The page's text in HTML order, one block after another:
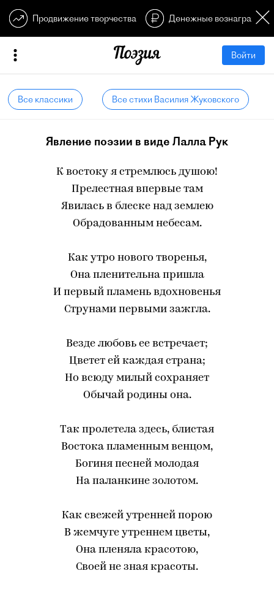
Продвижение творчества Денежные
Войти
Все классики Все стихи Василия Жуковского
Явление поэзии в виде Лалла Рук
К востоку я стремлюсь душою!
Прелестная впервые там
Явилась в блеске над землею
Обрадованным небесам.
Как утро нового творенья,
Она пленительна пришла
И первый пламень вдохновенья
Струнами первыми зажгла.
Везде любовь ее встречает;
Цветет ей каждая страна;
Но всюду милый сохраняет
Обычай родины она.
Так пролетела здесь, блистая
Востока пламенным венцом,
Богиня песней молодая
На паланкине золотом.
Как свежей утренней порою
В жемчуге утреннем цветы,
Она пленяла красотою,
Своей не зная красоты.